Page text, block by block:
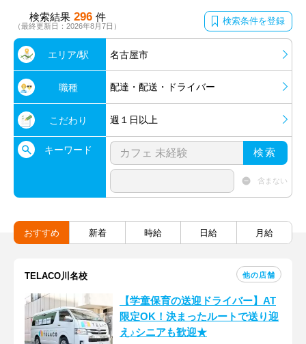
検索結果 296 件
（最終更新日：2026年8月7日） 検索条件を登録
エリア/駅 名古屋市
職種 配達・配送・ドライバー
こだわり 週１日以上
キーワード 検索
含まない
おすすめ 新着 時給 日給 月給
TELACO川名校 他の店舗
【学童保育の送迎ドライバー】AT
限定OK！決まったルートで送り迎
え♪シニアも歓迎★